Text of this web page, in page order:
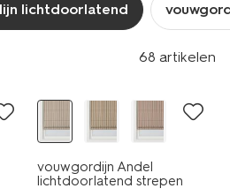
lichtdoorlatend
68 artikelen
vouwgordijn Andel
lichtdoorlatend strepen